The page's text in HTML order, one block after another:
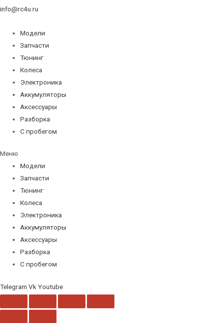
info@rc4u.ru
Модели
Запчасти
Тюнинг
Колеса
Электроника
Аккумуляторы
Аксессуары
Разборка
С пробегом
Меню
Модели
Запчасти
Тюнинг
Колеса
Электроника
Аккумуляторы
Аксессуары
Разборка
С пробегом
Telegram Vk Youtube